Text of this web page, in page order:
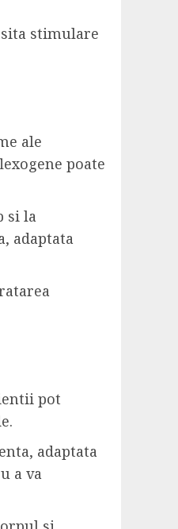
stimulare
ale
poate
si la
adaptata
pot
adaptata
a va